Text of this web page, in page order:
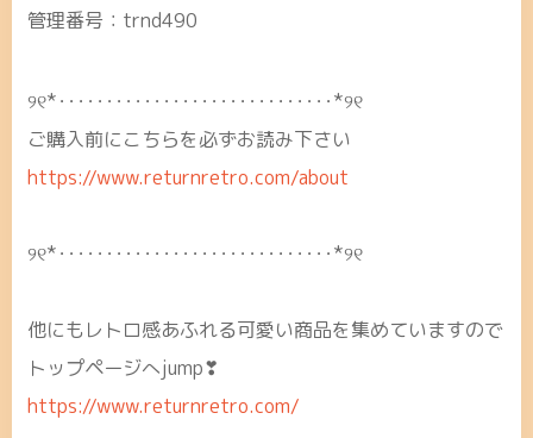
管理番号：trnd490
୨୧*･････････････････････････････*୨୧
ご購入前にこちらを必ずお読み下さい
https://www.returnretro.com/about
୨୧*･････････････････････････････*୨୧
他にもレトロ感あふれる可愛い商品を集めていますので
トップページへjump❣
https://www.returnretro.com/